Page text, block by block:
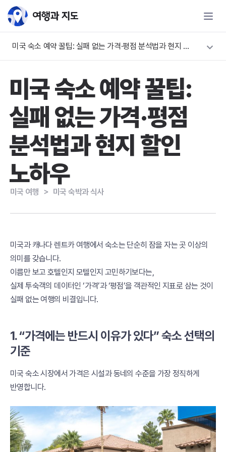
미국 숙소 예약 꿀팁: 실패 없는 가격·평점 분석법과 현지 할인 노하우
미국 숙소 예약 꿀팁:
실패 없는 가격·평점
분석법과 현지 할인
노하우
미국 여행 ＞ 미국 숙박과 식사
미국과 캐나다 렌트카 여행에서 숙소는 단순히 잠을 자는 곳 이상의
의미를 갖습니다.
이름만 보고 호텔인지 모텔인지 고민하기보다는,
실제 투숙객의 데이터인 ‘가격’과 ‘평점’을 객관적인 지표로 삼는 것이
실패 없는 여행의 비결입니다.
1. “가격에는 반드시 이유가 있다” 숙소 선택의
기준
미국 숙소 시장에서 가격은 시설과 동네의 수준을 가장 정직하게
반영합니다.